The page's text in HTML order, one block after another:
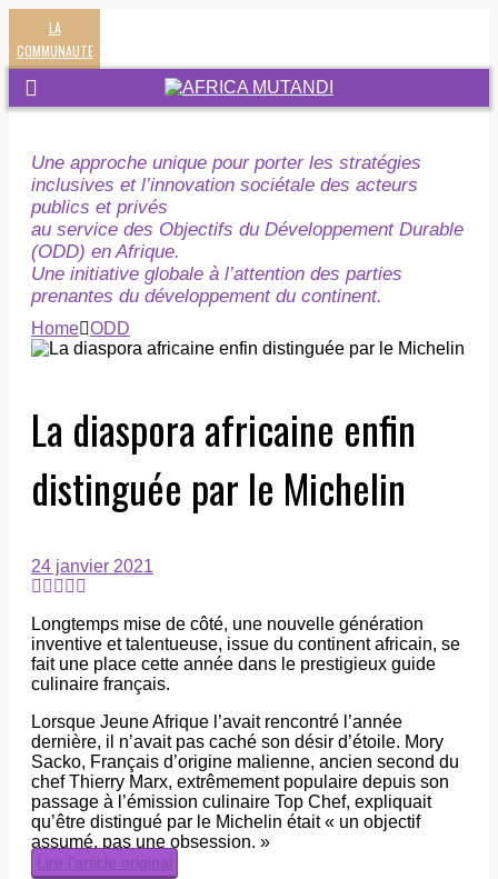
LA
COMMUNAUTE
Une approche unique pour porter les stratégies
inclusives et l’innovation sociétale des acteurs
publics et privés
au service des Objectifs du Développement Durable
(ODD) en Afrique.
Une initiative globale à l’attention des parties
prenantes du développement du continent.
Home ODD
La diaspora africaine enfin
distinguée par le Michelin
24 janvier 2021
Longtemps mise de côté, une nouvelle génération
inventive et talentueuse, issue du continent africain, se
fait une place cette année dans le prestigieux guide
culinaire français.
Lorsque Jeune Afrique l’avait rencontré l’année
dernière, il n’avait pas caché son désir d’étoile. Mory
Sacko, Français d’origine malienne, ancien second du
chef Thierry Marx, extrêmement populaire depuis son
passage à l’émission culinaire Top Chef, expliquait
qu’être distingué par le Michelin était « un objectif
assumé, pas une obsession. »
Lire l’article original